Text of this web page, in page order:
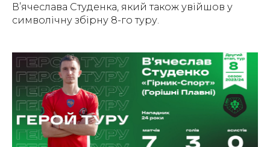
В’ячеслава Студенка, який також увійшов у
символічну збірну 8-го туру.